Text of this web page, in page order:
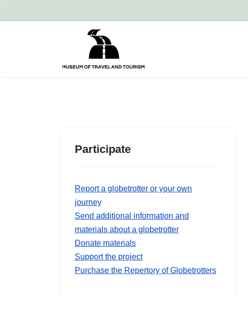
Participate
Report a globetrotter or your own
journey
Send additional information and
materials about a globetrotter
Donate materials
Support the project
Purchase the Repertory of Globetrotters